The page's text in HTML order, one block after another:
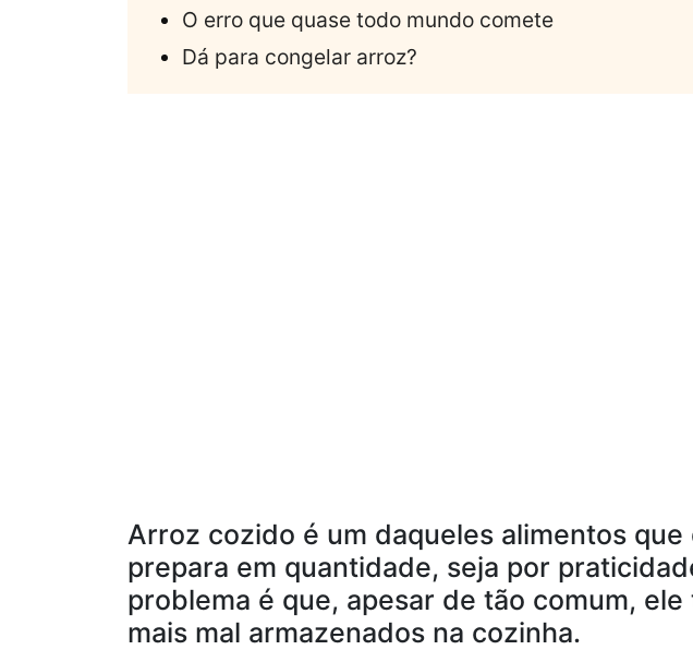
O erro que quase todo mundo comete
Dá para congelar arroz?
Arroz cozido é um daqueles alimentos
prepara em quantidade, seja por
problema é que, apesar de tão comum,
mais mal armazenados na cozinha.